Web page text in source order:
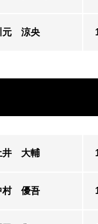
元 涼央
井 大輔
村 優吾